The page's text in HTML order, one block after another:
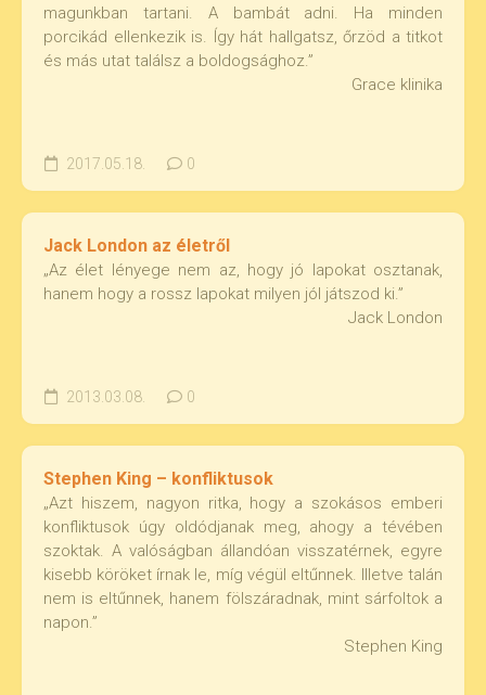
magunkban tartani. A bambát adni. Ha minden
porcikád ellenkezik is. Így hát hallgatsz, őrzöd a titkot
és más utat találsz a boldogsághoz.”
Grace klinika
2017.05.18. 0
Jack London az életről
„Az élet lényege nem az, hogy jó lapokat osztanak,
hanem hogy a rossz lapokat milyen jól játszod ki.”
Jack London
2013.03.08. 0
Stephen King – konfliktusok
„Azt hiszem, nagyon ritka, hogy a szokásos emberi
konfliktusok úgy oldódjanak meg, ahogy a tévében
szoktak. A valóságban állandóan visszatérnek, egyre
kisebb köröket írnak le, míg végül eltűnnek. Illetve talán
nem is eltűnnek, hanem fölszáradnak, mint sárfoltok a
napon.”
Stephen King